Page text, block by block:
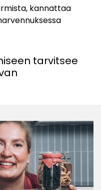
kannattaa
tarvitsee